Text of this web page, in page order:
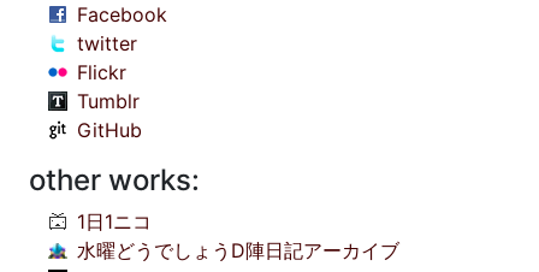
Facebook
twitter
Flickr
Tumblr
GitHub
other works:
1日1ニコ
水曜どうでしょうD陣日記アーカイブ